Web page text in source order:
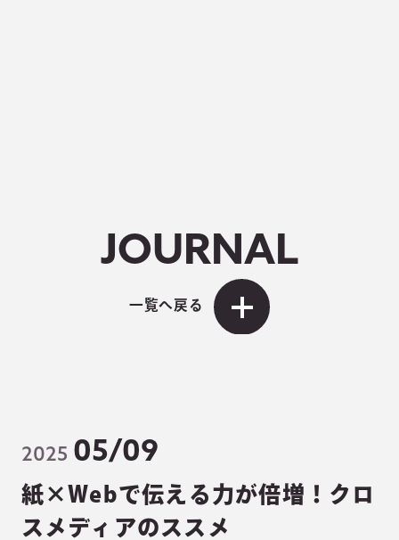
JOURNAL
一覧へ戻る
2025 05/09
紙×Webで伝える力が倍増！クロ
スメディアのススメ